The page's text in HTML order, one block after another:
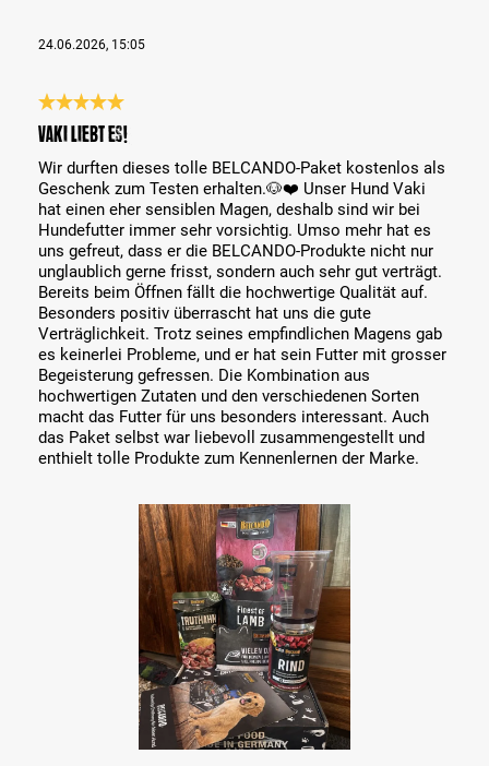
24.06.2026, 15:05
Bewertung mit 5 von 5 Sternen
Vaki liebt es!
Wir durften dieses tolle BELCANDO-Paket kostenlos als
Geschenk zum Testen erhalten.🐶❤️ Unser Hund Vaki
hat einen eher sensiblen Magen, deshalb sind wir bei
Hundefutter immer sehr vorsichtig. Umso mehr hat es
uns gefreut, dass er die BELCANDO-Produkte nicht nur
unglaublich gerne frisst, sondern auch sehr gut verträgt.
Bereits beim Öffnen fällt die hochwertige Qualität auf.
Besonders positiv überrascht hat uns die gute
Verträglichkeit. Trotz seines empfindlichen Magens gab
es keinerlei Probleme, und er hat sein Futter mit grosser
Begeisterung gefressen. Die Kombination aus
hochwertigen Zutaten und den verschiedenen Sorten
macht das Futter für uns besonders interessant. Auch
das Paket selbst war liebevoll zusammengestellt und
enthielt tolle Produkte zum Kennenlernen der Marke.
Bildergalerie überspringen